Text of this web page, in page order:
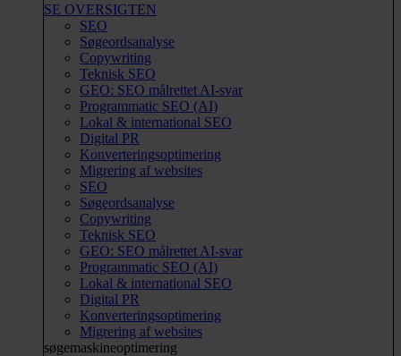
SE OVERSIGTEN
SEO
Søgeordsanalyse
Copywriting
Teknisk SEO
GEO: SEO målrettet AI-svar
Programmatic SEO (AI)
Lokal & international SEO
Digital PR
Konverteringsoptimering
Migrering af websites
SEO
Søgeordsanalyse
Copywriting
Teknisk SEO
GEO: SEO målrettet AI-svar
Programmatic SEO (AI)
Lokal & international SEO
Digital PR
Konverteringsoptimering
Migrering af websites
søgemaskineoptimering